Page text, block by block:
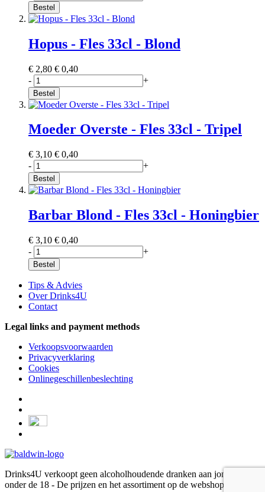
Bestel
Hopus - Fles 33cl - Blond
€ 2,80 € 0,40
-
+
Bestel
Moeder Overste - Fles 33cl - Tripel
€ 3,10 € 0,40
-
+
Bestel
Barbar Blond - Fles 33cl - Honingbier
€ 3,10 € 0,40
-
+
Bestel
Tips & Advies
Over Drinks4U
Contact
Legal links and payment methods
Verkoopsvoorwaarden
Privacyverklaring
Cookies
Onlinegeschillenbeslechting
Drinks4U verkoopt geen alcoholhoudende dranken aan jongeren
onder de 18 - De prijzen en het assortiment op de webshop kan